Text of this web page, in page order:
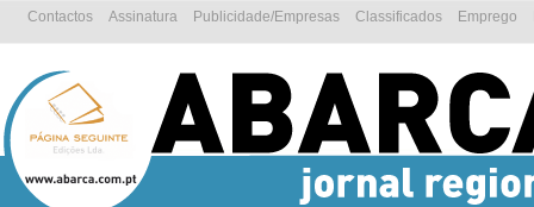
Emprego
Classificados
Publicidade/Empresas
Assinatura
Contactos